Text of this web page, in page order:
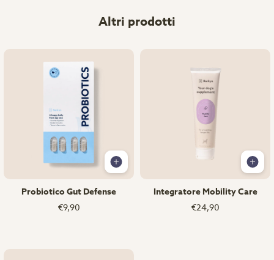
Altri prodotti
Probiotico Gut Defense
€9,90
Integratore Mobility Care
€24,90